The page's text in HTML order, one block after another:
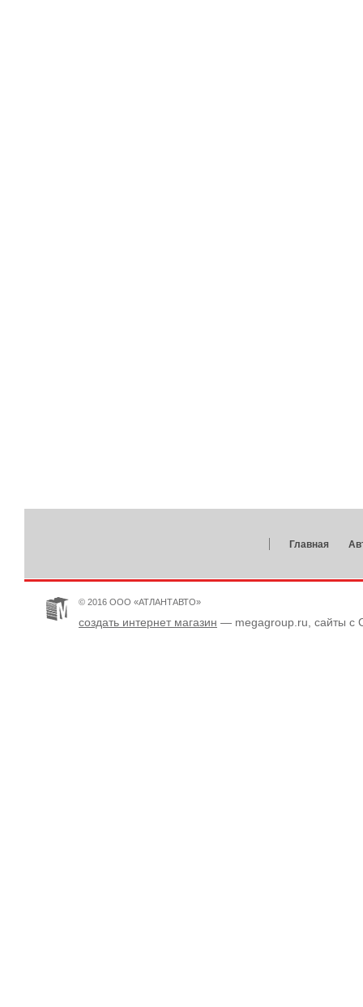
Главная
© 2016 ООО «АТЛАНТАВТО»
создать интернет магазин — megagroup.ru, сайты с